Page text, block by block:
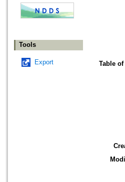
Tools
Export
Table